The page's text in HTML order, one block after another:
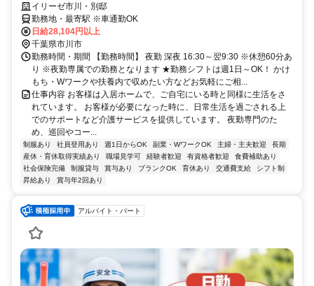
イリーゼ市川・別邸
勤務地・最寄駅 ※車通勤OK
日給28,104円以上
千葉県市川市
勤務時間・期間 【勤務時間】 夜勤 深夜 16:30～翌9:30 ※休憩60分あ
り ※夜勤専属での勤務となります ★勤務シフトは週1日～OK！ かけ
もち・Wワークや扶養内で収めたい方などお気軽にご相...
仕事内容 お客様は入居ホームで、ご自宅にいる時と同様に生活をさ
れています。 お客様が必要になった時に、日常生活を過ごされる上
でのサポートなど介護サービスを提供しています。 夜勤専門のた
め、巡回やコー...
制服あり 社員登用あり 週1日からOK 副業・WワークOK 主婦・主夫歓迎
長期
産休・育休取得実績あり
職場見学可 経験者歓迎 有資格者歓迎
食費補助あり
社会保険完備
制服貸与 賞与あり ブランクOK 育休あり 交通費支給
シフト制
昇給あり
賞与年2回あり
アルバイト・パート